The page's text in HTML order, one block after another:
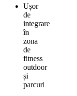
Ușor
de
integrare
în
zona
de
fitness
outdoor
și
parcuri